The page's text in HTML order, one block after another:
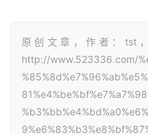
原创文章，作者：tst
http://www.523336.com/